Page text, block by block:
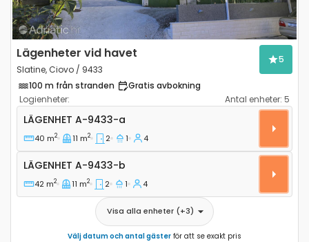
Lägenheter vid havet
Slatine, Ciovo / 9433
5
100 m från stranden
Gratis avbokning
Logienheter:
Antal enheter: 5
Tvårumslägenhet Slatine, Ciovo A-9433-a
LÄGENHET A-9433-a
40 m2 11 m2 2 1 4
Lägenhet A-9433-b
LÄGENHET A-9433-b
42 m2 11 m2 2 1 4
Visa alla enheter (+3)
Välj datum och antal gäster för att se exakt pris